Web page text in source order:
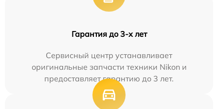
Гарантия до 3-х лет
Сервисный центр устанавливает
оригинальные запчасти техники Nikon и
предоставляет гарантию до 3 лет.